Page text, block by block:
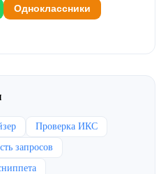
Одноклассники
Проверка ИКС
запросов